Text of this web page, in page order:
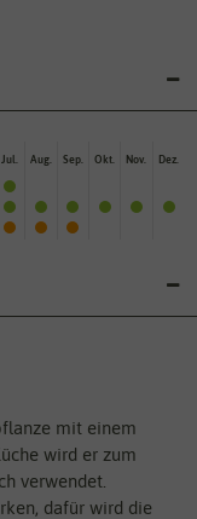
Jul. Aug. Sep. Okt. Nov. Dez.
mit einem
wird er zum
verwendet.
dafür wird die